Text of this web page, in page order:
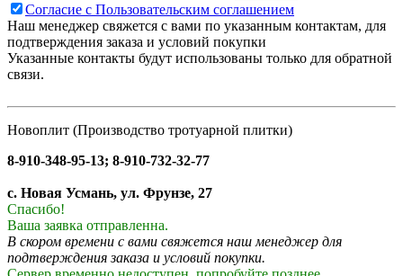
Согласие с Пользовательским соглашением
Наш менеджер свяжется с вами по указанным контактам, для
подтверждения заказа и условий покупки
Указанные контакты будут использованы только для обратной
связи.
Новоплит (Производство тротуарной плитки)
8-910-348-95-13; 8-910-732-32-77
с. Новая Усмань, ул. Фрунзе, 27
Спасибо!
Ваша заявка отправленна.
В скором времени с вами свяжется наш менеджер для
подтверждения заказа и условий покупки.